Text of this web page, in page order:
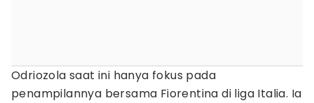
Odriozola saat ini hanya fokus pada
penampilannya bersama Fiorentina di liga Italia. Ia